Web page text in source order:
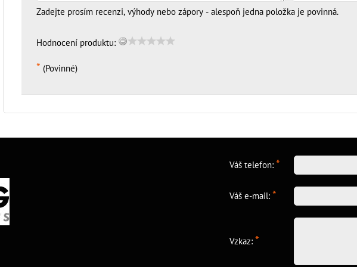
Zadejte prosím recenzi, výhody nebo zápory - alespoň jedna položka je povinná.
Hodnocení produktu:
* (Povinné)
Váš telefon: *
Váš e-mail: *
Vzkaz: *